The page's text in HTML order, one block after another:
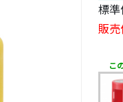
標準
販売
こ